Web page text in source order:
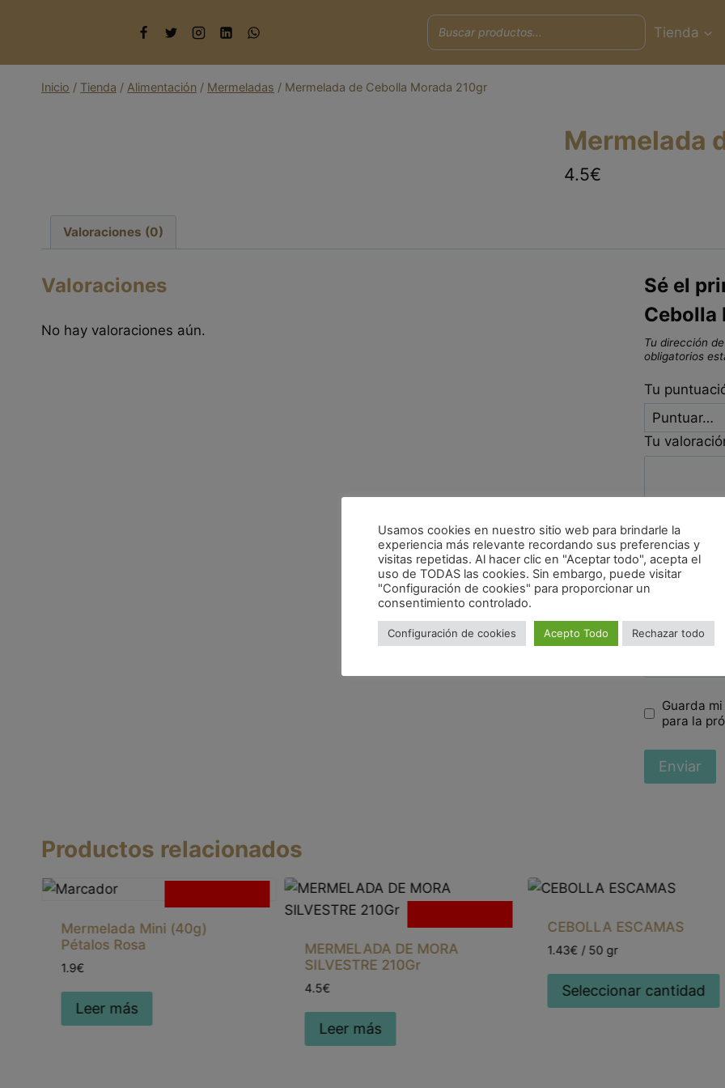
Tienda
Inicio / Tienda / Alimentación / Mermeladas / Mermelada de Cebolla Morada 210gr
Mermelada
4.5€
Valoraciones (0)
Valoraciones
No hay valoraciones aún.
Sé el
Cebolla
Tu dirección
obligatorios
Tu
Tu
Nombre
Correo
Guarda
para la
Productos relacionados
Mermelada Mini (40g)
Pétalos Rosa
1.9€
Leer más
MERMELADA DE MORA
SILVESTRE 210Gr
4.5€
Leer más
CEBOLLA ESCAMAS
1.43€ / 50 gr
Seleccionar cantidad
Usamos cookies en nuestro sitio web para brindarle la
experiencia más relevante recordando sus preferencias y
visitas repetidas. Al hacer clic en "Aceptar todo", acepta el
uso de TODAS las cookies. Sin embargo, puede visitar
"Configuración de cookies" para proporcionar un
consentimiento controlado.
Configuración de cookies Acepto Todo Rechazar todo